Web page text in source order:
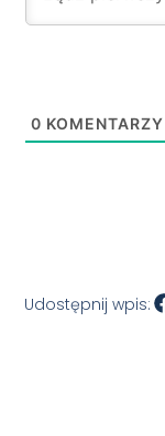
0 KOMENTARZY
Udostępnij wpis: